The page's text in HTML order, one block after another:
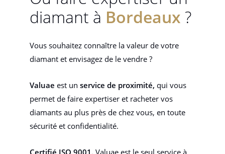
diamant à Bordeaux ?
Vous souhaitez connaître la valeur de votre
diamant et envisagez de le vendre ?
Valuae est un service de proximité, qui vous
permet de faire expertiser et racheter vos
diamants au plus près de chez vous, en toute
sécurité et confidentialité.
Certifié ISO 9001, Valuae est le seul service à